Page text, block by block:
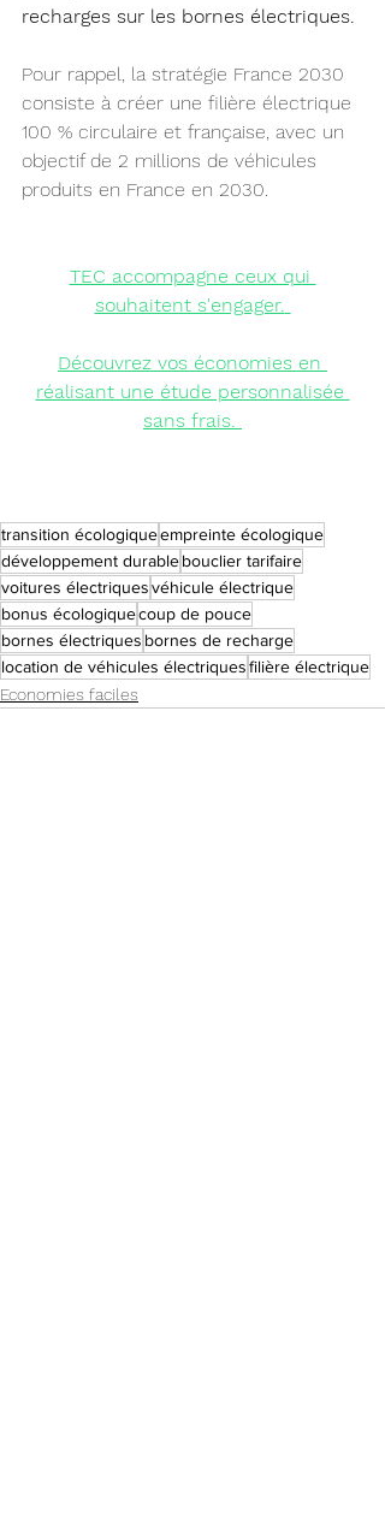
recharges sur les bornes électriques.
Pour rappel, la stratégie France 2030
consiste à créer une filière électrique
100 % circulaire et française, avec un
objectif de 2 millions de véhicules
produits en France en 2030.
TEC accompagne ceux qui
souhaitent s'engager.
Découvrez vos économies en
réalisant une étude personnalisée
sans frais.
transition écologiqueempreinte écologique
développement durablebouclier tarifaire
voitures électriquesvéhicule électrique
bonus écologiquecoup de pouce
bornes électriques bornes de recharge
location de véhicules électriquesfilière électrique
Economies faciles